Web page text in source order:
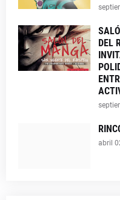
DEL
abril